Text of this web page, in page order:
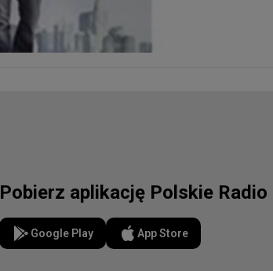
Pobierz aplikację Polskie Radio
Google Play App Store